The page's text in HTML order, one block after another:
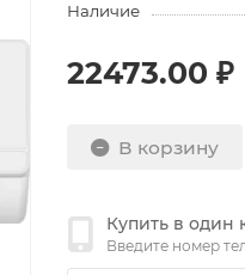
Наличие
22473.00 ₽
В корзину
Купить в один
Введите номер